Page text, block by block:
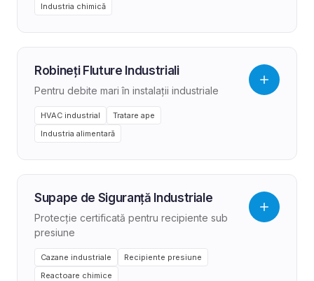
Industria chimică
Robineți Fluture Industriali
Pentru debite mari în instalații industriale
HVAC industrial
Tratare ape
Industria alimentară
Supape de Siguranță Industriale
Protecție certificată pentru recipiente sub
presiune
Cazane industriale
Recipiente presiune
Reactoare chimice